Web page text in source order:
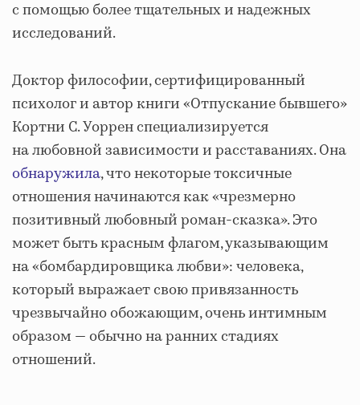
с помощью более тщательных и надежных
исследований.
Доктор философии, сертифицированный
психолог и автор книги «Отпускание бывшего»
Кортни С. Уоррен специализируется
на любовной зависимости и расставаниях. Она
обнаружила, что некоторые токсичные
отношения начинаются как «чрезмерно
позитивный любовный роман-сказка». Это
может быть красным флагом, указывающим
на «бомбардировщика любви»: человека,
который выражает свою привязанность
чрезвычайно обожающим, очень интимным
образом — обычно на ранних стадиях
отношений.